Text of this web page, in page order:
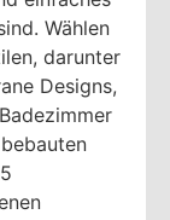
Wählen
darunter
Designs,